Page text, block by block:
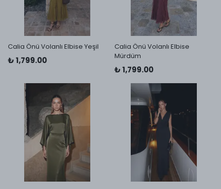
Calia Önü Volanlı Elbise Yeşil
₺ 1,799.00
Calia Önü Volanlı Elbise
Mürdüm
₺ 1,799.00